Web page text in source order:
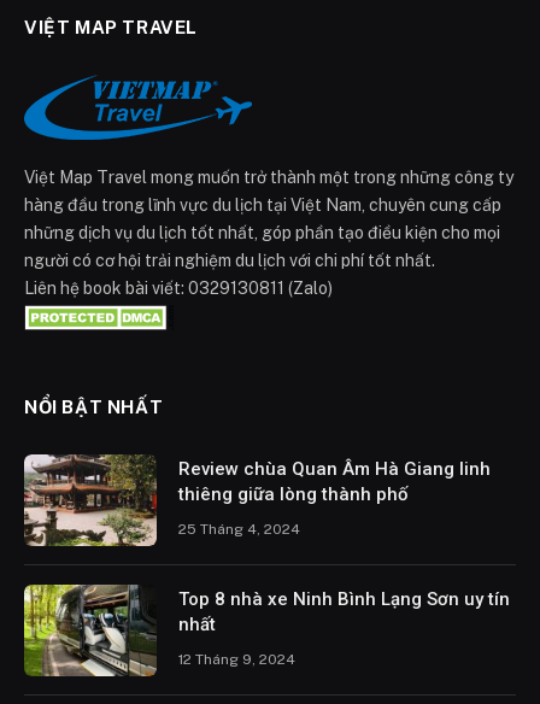
VIỆT MAP TRAVEL
Việt Map Travel mong muốn trở thành một trong những công ty
hàng đầu trong lĩnh vực du lịch tại Việt Nam, chuyên cung cấp
những dịch vụ du lịch tốt nhất, góp phần tạo điều kiện cho mọi
người có cơ hội trải nghiệm du lịch với chi phí tốt nhất.
Liên hệ book bài viết: 0329130811 (Zalo)
NỔI BẬT NHẤT
Review chùa Quan Âm Hà Giang linh
thiêng giữa lòng thành phố
25 Tháng 4, 2024
Top 8 nhà xe Ninh Bình Lạng Sơn uy tín
nhất
12 Tháng 9, 2024